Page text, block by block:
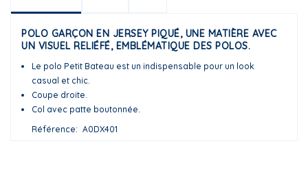
POLO GARÇON EN JERSEY PIQUÉ, UNE MATIÈRE AVEC
UN VISUEL RELIÉFÉ, EMBLÉMATIQUE DES POLOS.
Le polo Petit Bateau est un indispensable pour un look
casual et chic.
Coupe droite.
Col avec patte boutonnée.
Référence
A0DX401